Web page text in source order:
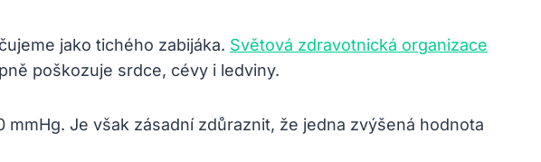
jako tichého zabijáka. Světová zdravotnická organizace
poškozuje srdce, cévy i ledviny.
Je však zásadní zdůraznit, že jedna zvýšená hodnota